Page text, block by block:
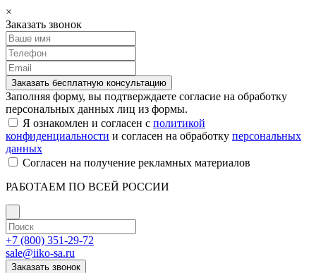
×
Заказать звонок
Заказать бесплатную консультацию
Заполняя форму, вы подтверждаете согласие на обработку
персональных данных лиц из формы.
Я ознакомлен и согласен с политикой
конфиденциальности и согласен на обработку персональных
данных
Согласен на получение рекламных материалов
РАБОТАЕМ ПО ВСЕЙ РОССИИ
+7 (800) 351-29-72
sale@iiko-sa.ru
Заказать звонок